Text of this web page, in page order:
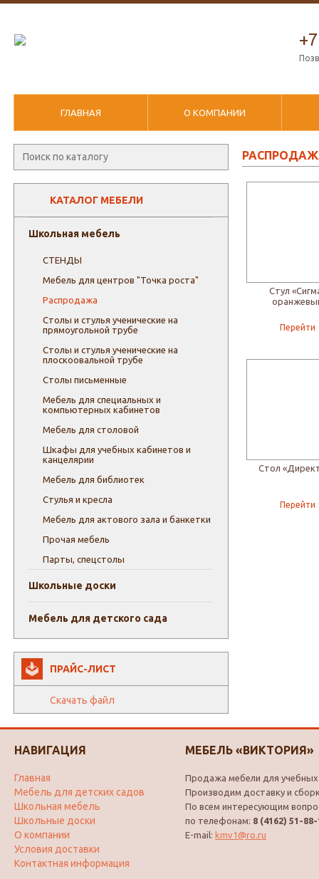
ГЛАВНАЯ О КОМПАНИИ
КАТАЛОГ МЕБЕЛИ
Школьная мебель
СТЕНДЫ
Мебель для центров "Точка роста"
Распродажа
Столы и стулья ученические на
прямоугольной трубе
Столы и стулья ученические на
плоскоовальной трубе
Столы письменные
Мебель для специальных и
компьютерных кабинетов
Мебель для столовой
Шкафы для учебных кабинетов и
канцелярии
Мебель для библиотек
Стулья и кресла
Мебель для актового зала и банкетки
Прочая мебель
Парты, спецстолы
Школьные доски
Мебель для детского сада
ПРАЙС-ЛИСТ
Скачать файл
Стул
Перейти
Стол
Перейти
НАВИГАЦИЯ
Главная
Мебель для детских садов
Школьная мебель
Школьные доски
О компании
Условия доставки
Контактная информация
МЕБЕЛЬ «ВИКТОРИЯ»
Продажа мебели для учебных
Производим доставку и
По всем интересующим
по телефонам: 8 (4162) 51-
E-mail: kmv1@ro.ru